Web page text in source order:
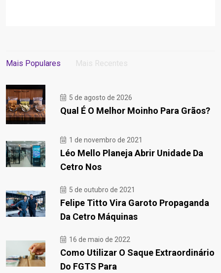
Mais Populares Mais Recentes
5 de agosto de 2026
Qual É O Melhor Moinho Para Grãos?
1 de novembro de 2021
Léo Mello Planeja Abrir Unidade Da
Cetro Nos
5 de outubro de 2021
Felipe Titto Vira Garoto Propaganda
Da Cetro Máquinas
16 de maio de 2022
Como Utilizar O Saque Extraordinário
Do FGTS Para